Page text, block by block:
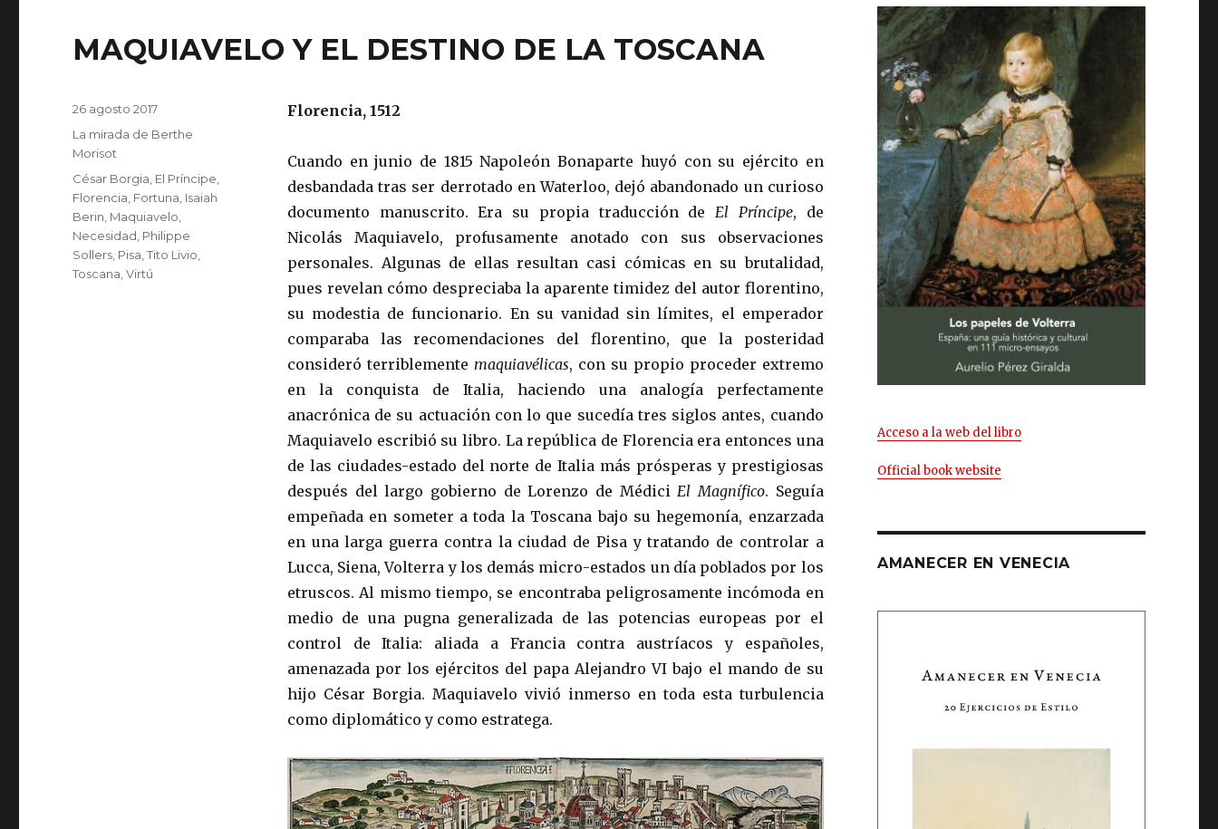
MAQUIAVELO Y EL DESTINO DE LA TOSCANA
Florencia, 1512
Cuando en junio de 1815 Napoleón Bonaparte huyó con su ejército en
desbandada tras ser derrotado en Waterloo, dejó abandonado un curioso
documento manuscrito. Era su propia traducción de El Príncipe, de
Nicolás Maquiavelo, profusamente anotado con sus observaciones
personales. Algunas de ellas resultan casi cómicas en su brutalidad,
pues revelan cómo despreciaba la aparente timidez del autor florentino,
su modestia de funcionario. En su vanidad sin límites, el emperador
comparaba las recomendaciones del florentino, que la posteridad
consideró terriblemente maquiavélicas, con su propio proceder extremo
en la conquista de Italia, haciendo una analogía perfectamente
anacrónica de su actuación con lo que sucedía tres siglos antes, cuando
Maquiavelo escribió su libro. La república de Florencia era entonces una
de las ciudades-estado del norte de Italia más prósperas y prestigiosas
después del largo gobierno de Lorenzo de Médici El Magnífico. Seguía
empeñada en someter a toda la Toscana bajo su hegemonía, enzarzada
en una larga guerra contra la ciudad de Pisa y tratando de controlar a
Lucca, Siena, Volterra y los demás micro-estados un día poblados por los
etruscos. Al mismo tiempo, se encontraba peligrosamente incómoda en
medio de una pugna generalizada de las potencias europeas por el
control de Italia: aliada a Francia contra austríacos y españoles,
amenazada por los ejércitos del papa Alejandro VI bajo el mando de su
hijo César Borgia. Maquiavelo vivió inmerso en toda esta turbulencia
como diplomático y como estratega.
Publicado
26 agosto 2017
Categorías
La mirada de Berthe
Morisot
Etiquetas
César Borgia El Príncipe
Florencia Fortuna Isaiah
Berin Maquiavelo
Necesidad Philippe
Sollers Pisa ,Tito Livio
Toscana ,Virtú
Acceso a la web del libro
Official book website
AMANECER EN VENECIA